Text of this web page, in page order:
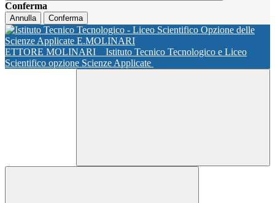
Conferma
Annulla Conferma
ETTORE MOLINARI
Istituto Tecnico Tecnologico e Liceo
Scientifico opzione Scienze Applicate